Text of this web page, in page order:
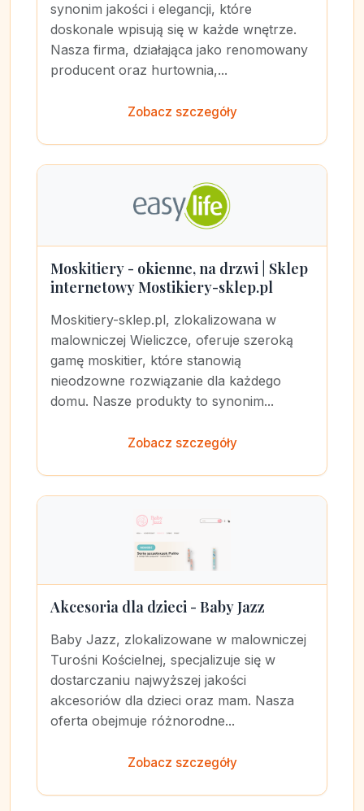
synonim jakości i elegancji, które
doskonale wpisują się w każde wnętrze.
Nasza firma, działająca jako renomowany
producent oraz hurtownia,...
Zobacz szczegóły
Moskitiery - okienne, na drzwi | Sklep
internetowy Mostikiery-sklep.pl
Moskitiery-sklep.pl, zlokalizowana w
malowniczej Wieliczce, oferuje szeroką
gamę moskitier, które stanowią
nieodzowne rozwiązanie dla każdego
domu. Nasze produkty to synonim...
Zobacz szczegóły
Akcesoria dla dzieci - Baby Jazz
Baby Jazz, zlokalizowane w malowniczej
Turośni Kościelnej, specjalizuje się w
dostarczaniu najwyższej jakości
akcesoriów dla dzieci oraz mam. Nasza
oferta obejmuje różnorodne...
Zobacz szczegóły